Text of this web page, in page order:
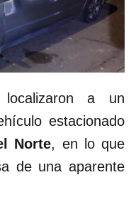
localizaron a un
estacionado
Norte, en lo que
de una aparente